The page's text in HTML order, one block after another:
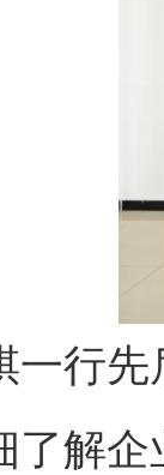
一行
了解